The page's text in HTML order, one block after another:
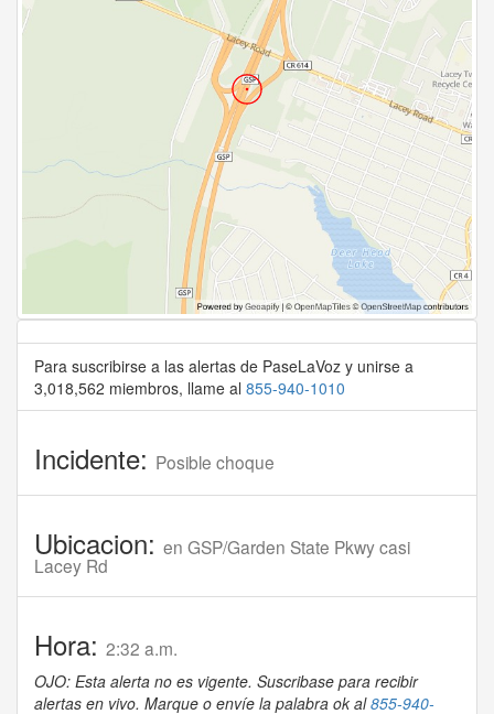
Para suscribirse a las alertas de PaseLaVoz y unirse a
3,018,562 miembros, llame al 855-940-1010
Incidente: Posible choque
Ubicacion: en GSP/Garden State Pkwy casi
Lacey Rd
Hora: 2:32 a.m.
OJO: Esta alerta no es vigente. Suscribase para recibir
alertas en vivo. Marque o envíe la palabra ok al855-940-